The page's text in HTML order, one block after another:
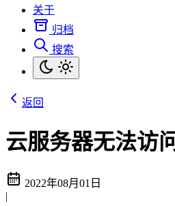
关于
归档
搜索
返回
云服务器无法访
2022年08月01日
|